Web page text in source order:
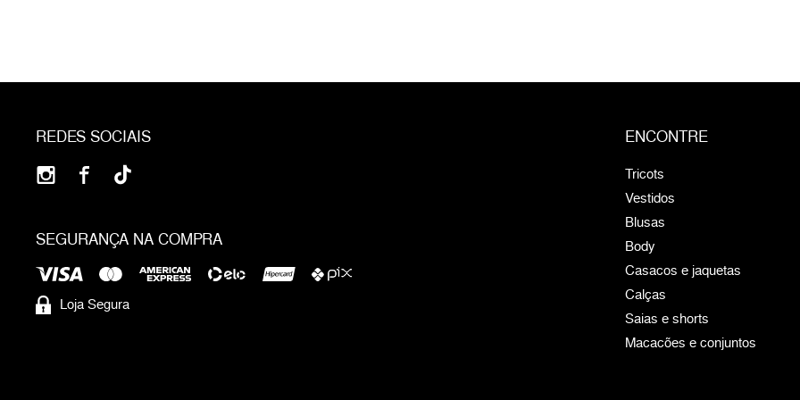
REDES SOCIAIS
SEGURANÇA NA COMPRA
Loja Segura
ENCONTRE
Tricots
Vestidos
Blusas
Body
Casacos e jaquetas
Calças
Saias e shorts
Macacões e conjuntos